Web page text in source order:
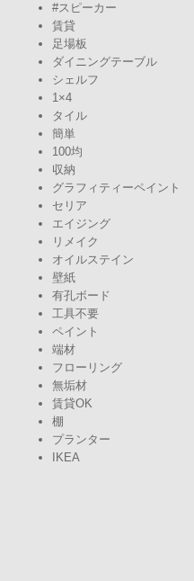
#スピーカー
賃貸
足場板
ダイニングテーブル
シェルフ
1×4
タイル
簡単
100均
収納
グラフィティーペイント
セリア
エイジング
リメイク
オイルステイン
壁紙
有孔ボード
工具不要
ペイント
端材
フローリング
無垢材
賃貸OK
棚
プランター
IKEA